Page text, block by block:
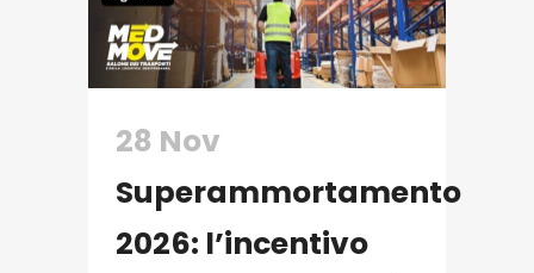
28 Nov
Superammortamento
2026: l’incentivo